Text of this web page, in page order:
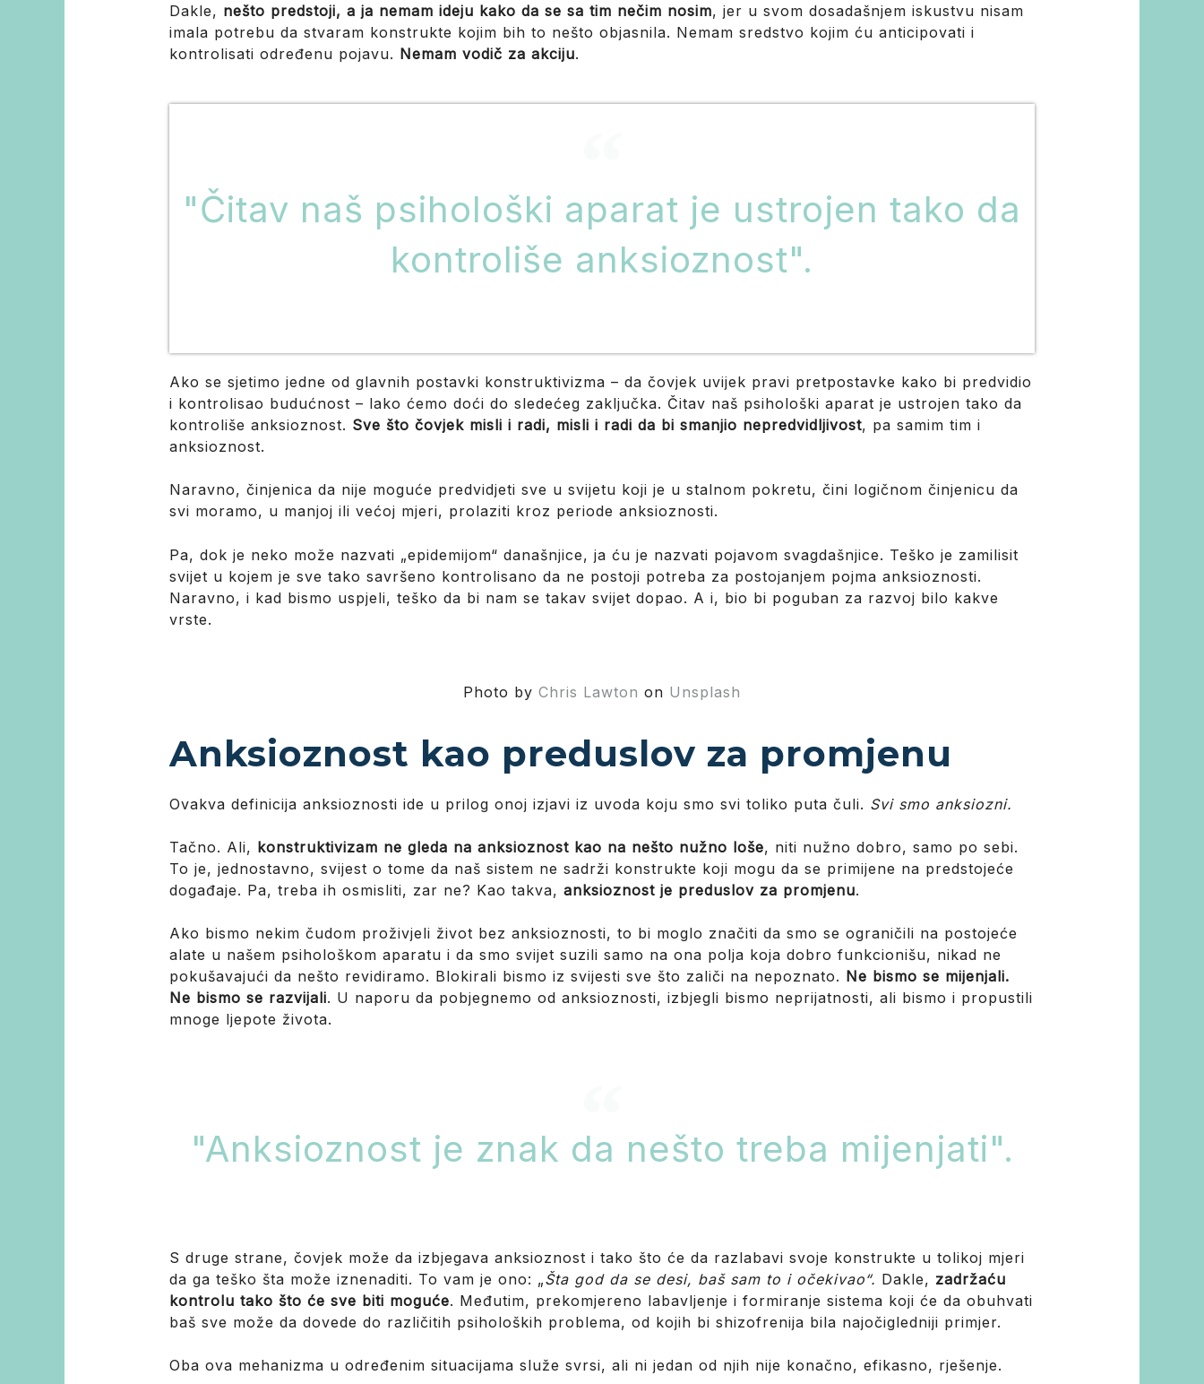
Dakle, nešto predstoji, a ja nemam ideju kako da se sa tim nečim nosim, jer u svom dosadašnjem iskustvu nisam
imala potrebu da stvaram konstrukte kojim bih to nešto objasnila. Nemam sredstvo kojim ću anticipovati i
kontrolisati određenu pojavu. Nemam vodič za akciju.
"Čitav naš psihološki aparat je ustrojen tako da
kontroliše anksioznost".
Ako se sjetimo jedne od glavnih postavki konstruktivizma – da čovjek uvijek pravi pretpostavke kako bi predvidio
i kontrolisao budućnost – lako ćemo doći do sledećeg zaključka. Čitav naš psihološki aparat je ustrojen tako da
kontroliše anksioznost. Sve što čovjek misli i radi, misli i radi da bi smanjio nepredvidljivost, pa samim tim i
anksioznost.
Naravno, činjenica da nije moguće predvidjeti sve u svijetu koji je u stalnom pokretu, čini logičnom činjenicu da
svi moramo, u manjoj ili većoj mjeri, prolaziti kroz periode anksioznosti.
Pa, dok je neko može nazvati „epidemijom“ današnjice, ja ću je nazvati pojavom svagdašnjice. Teško je zamilisit
svijet u kojem je sve tako savršeno kontrolisano da ne postoji potreba za postojanjem pojma anksioznosti.
Naravno, i kad bismo uspjeli, teško da bi nam se takav svijet dopao. A i, bio bi poguban za razvoj bilo kakve
vrste.
Photo by Chris Lawton on Unsplash
Anksioznost kao preduslov za promjenu
Ovakva definicija anksioznosti ide u prilog onoj izjavi iz uvoda koju smo svi toliko puta čuli. Svi smo anksiozni.
Tačno. Ali, konstruktivizam ne gleda na anksioznost kao na nešto nužno loše, niti nužno dobro, samo po sebi.
To je, jednostavno, svijest o tome da naš sistem ne sadrži konstrukte koji mogu da se primijene na predstojeće
događaje. Pa, treba ih osmisliti, zar ne? Kao takva, anksioznost je preduslov za promjenu.
Ako bismo nekim čudom proživjeli život bez anksioznosti, to bi moglo značiti da smo se ograničili na postojeće
alate u našem psihološkom aparatu i da smo svijet suzili samo na ona polja koja dobro funkcionišu, nikad ne
pokušavajući da nešto revidiramo. Blokirali bismo iz svijesti sve što zaliči na nepoznato. Ne bismo se mijenjali.
Ne bismo se razvijali. U naporu da pobjegnemo od anksioznosti, izbjegli bismo neprijatnosti, ali bismo i propustili
mnoge ljepote života.
"Anksioznost je znak da nešto treba mijenjati".
S druge strane, čovjek može da izbjegava anksioznost i tako što će da razlabavi svoje konstrukte u tolikoj mjeri
da ga teško šta može iznenaditi. To vam je ono: „Šta god da se desi, baš sam to i očekivao“. Dakle, zadržaću
kontrolu tako što će sve biti moguće. Međutim, prekomjereno labavljenje i formiranje sistema koji će da obuhvati
baš sve može da dovede do različitih psiholoških problema, od kojih bi shizofrenija bila najočigledniji primjer.
Oba ova mehanizma u određenim situacijama služe svrsi, ali ni jedan od njih nije konačno, efikasno, rješenje.